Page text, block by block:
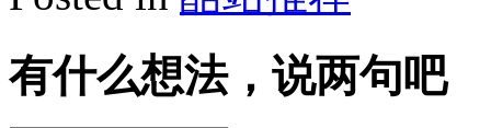
有什么想法，说两句吧